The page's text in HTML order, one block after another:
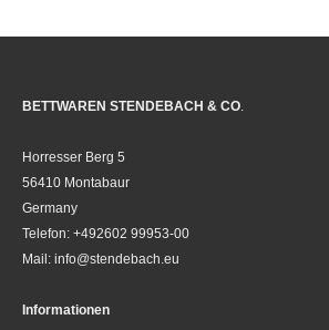
BETTWAREN STENDEBACH & CO
Horresser Berg 5
56410 Montabaur
Germany
Telefon: +492602 99953-00
Mail: info@stendebach.eu
Informationen